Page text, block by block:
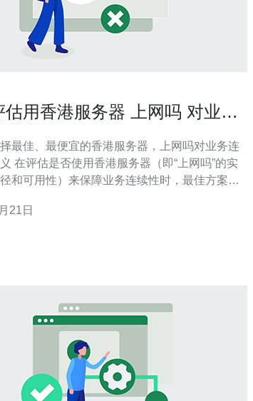
估用香港服务器 上网吗 对业务
最佳、最便宜的香港服务器，上网吗对业务连
在评估是否使用香港服务器（即“上网吗”的实
和可用性）来保障业务连续性时，最佳方案通
的方案则可能是共享型香港VPS或廉价托管，
21日